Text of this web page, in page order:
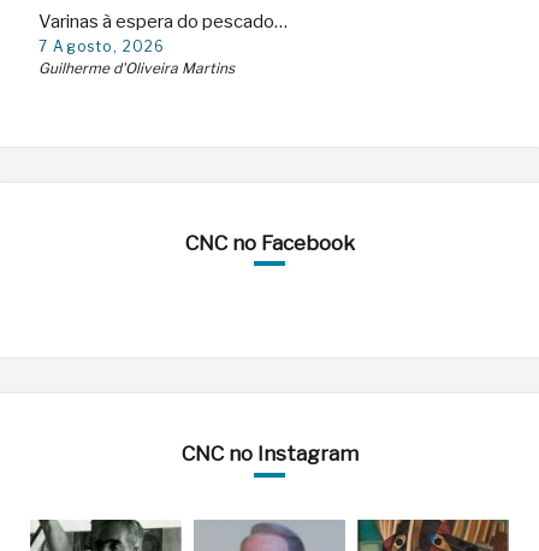
Varinas à espera do pescado…
7 Agosto, 2026
Guilherme d'Oliveira Martins
CNC no Facebook
CNC no Instagram